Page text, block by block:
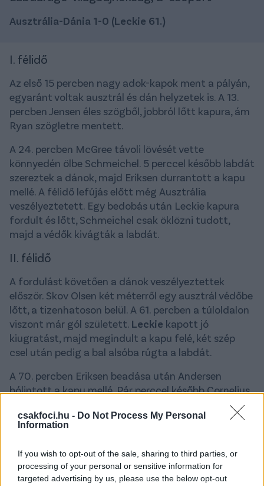
csakfoci.hu - Do Not Process My Personal
Information
If you wish to opt-out of the sale, sharing to third parties, or
processing of your personal or sensitive information for
targeted advertising by us, please use the below opt-out
Ausztrália-Dánia 1-0 (Leckie 61.)
I. félidő
Az első 15 percben nagy adok-kapok ment a pályán,
egyaránt voltak ausztrál és dán helyzetek is. A 13.
percben Jensen éles szögből, jobbról lőtt kapura, ám
Ryan szögletre mentett.
A 24. percben McGree távoli lövését vette
könnyedén ölbe Schmeichel. 5 perccel később labdát
szereztek a dánok, majd Eriksen durrantott a kapu
mellé. A félidő lefújás előtt még Ausztrália
veszélyeztetett. Egy bedobás után Leckie kapura
fordult és lőtt, Schmeichel csak öklözni tudott,
majd a védők kivágták a labdát.
II. félidő
A fordulást követően a dánok veszélyeztettek
először. Skov Olsen két méterről egy ausztrál védőbe
lőtt, a tizenhatoson belül. A 61. percben a túloldalon
viszont már gól született. Leckie kapott jó
kiugratást, majd megindult a kapu felé, két szép
csel után pedig a bal alsóba rúgta a labdát.
A 70. percben Eriksen beadása után Andersen
bólintott a kapu mellé. Pár perccel később Cornelius
szintén fejjel próbálkozott, de ő sem talált kaput,
hiába bólinthatott zavartalanul. A 89. percben előbb
Dolberg lövését blokkolták a védők, majd Bah
Ausztrália ezzel a győzelemmel elcsípte a csoport